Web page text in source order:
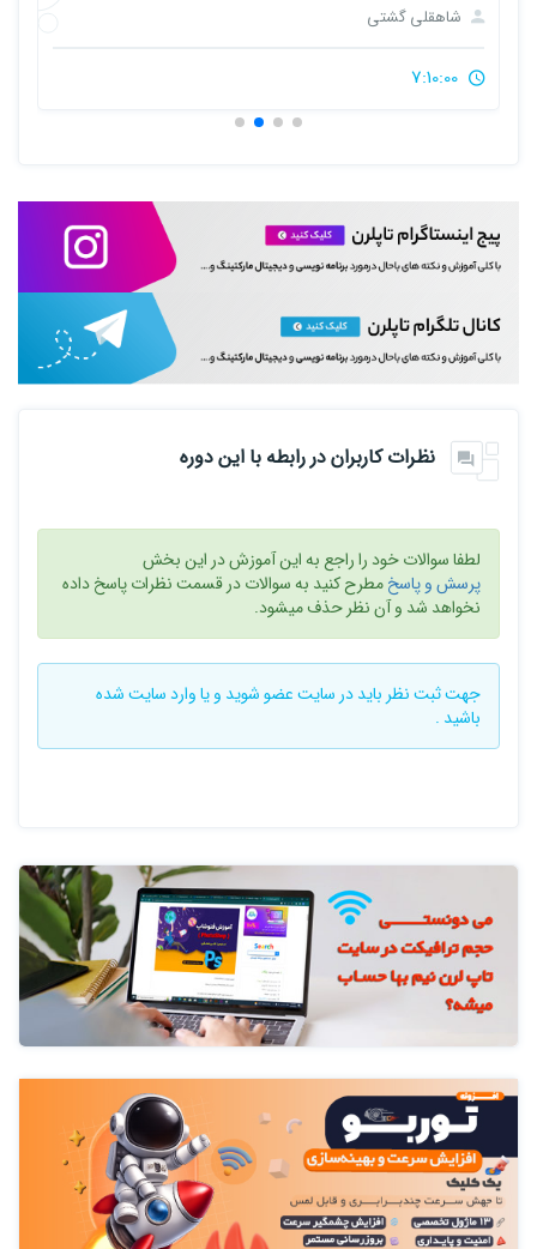
شاهقلی گشتی
نظرات کاربران در رابطه با این دوره
لطفا سوالات خود را راجع به این آموزش در این بخش
پرسش و پاسخمطرح کنید به سوالات در قسمت نظرات پاسخ داده
نخواهد شد و آن نظر حذف میشود.
جهت ثبت نظر باید در سایتعضو شوید و یاوارد سایتشده
باشید .